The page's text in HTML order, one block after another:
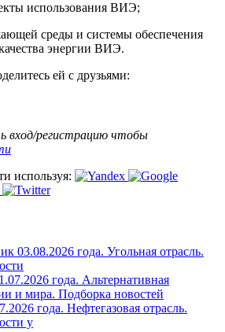
использования ВИЭ;
среды и системы обеспечения
энергии ВИЭ.
ей с друзьями:
вход/регистрацию чтобы
используя:
03.08.2026 года. Угольная отрасль.
года. Альтернативная
и мира. Подборка новостей
года. Нефтегазовая отрасль.
у